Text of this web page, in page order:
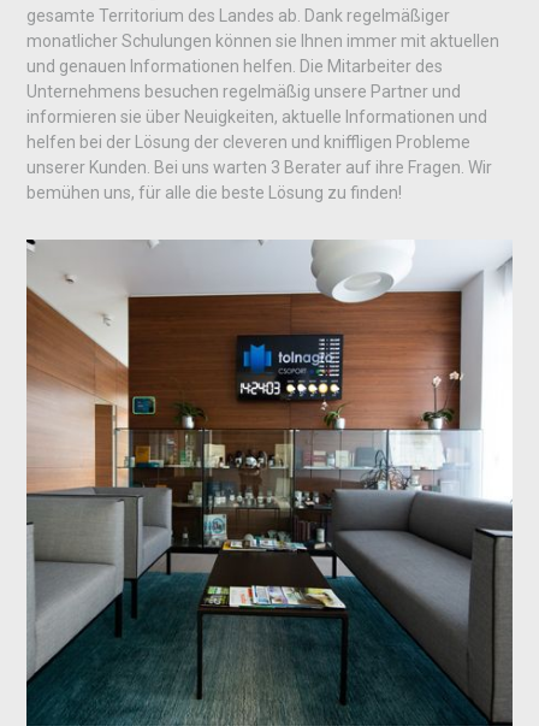
gesamte Territorium des Landes ab. Dank regelmäßiger
monatlicher Schulungen können sie Ihnen immer mit aktuellen
und genauen Informationen helfen. Die Mitarbeiter des
Unternehmens besuchen regelmäßig unsere Partner und
informieren sie über Neuigkeiten, aktuelle Informationen und
helfen bei der Lösung der cleveren und kniffligen Probleme
unserer Kunden. Bei uns warten 3 Berater auf ihre Fragen. Wir
bemühen uns, für alle die beste Lösung zu finden!